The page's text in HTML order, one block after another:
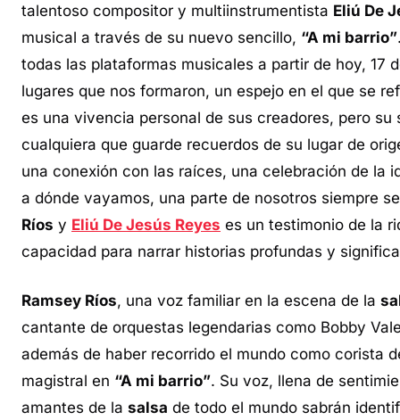
talentoso compositor y multiinstrumentista Eliú De
musical a través de su nuevo sencillo, “A mi barrio”
todas las plataformas musicales a partir de hoy, 17
lugares que nos formaron, un espejo en el que se
es una vivencia personal de sus creadores, pero
cualquiera que guarde recuerdos de su lugar de
una conexión con las raíces, una celebración de la
a dónde vayamos, una parte de nosotros siempre
Ríos y Eliú De Jesús Reyes es un testimonio de la
capacidad para narrar historias profundas y
Ramsey Ríos, una voz familiar en la escena de la
cantante de orquestas legendarias como Bobby
además de haber recorrido el mundo como corista
magistral en “A mi barrio”. Su voz, llena de
amantes de la salsa de todo el mundo sabrán